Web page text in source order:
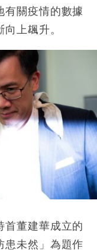
承認部分彈藥庫存緊
有關疫情的數據
上䫺升。
首董建華成立的
患未然」為題作